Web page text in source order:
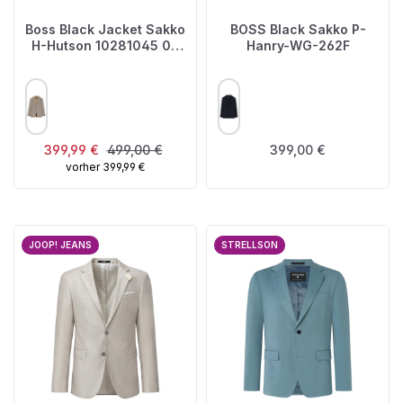
Boss Black Jacket Sakko
H-Hutson 10281045 01,
FARBE
Verkaufspreis:
399,99 € Regulärer Preis:
499,00 €
vorher 399,99 €
BOSS Black Sakko P-
Hanry-WG-262F
FARBE
Regulärer Preis:
399,00 €
JOOP! JEANS STRELLSON